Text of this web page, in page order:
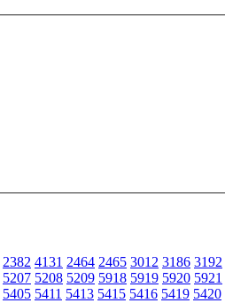
2382 4131 2464 2465 3012 3186 3192
5207 5208 5209 5918 5919 5920 5921
5405 5411 5413 5415 5416 5419 5420